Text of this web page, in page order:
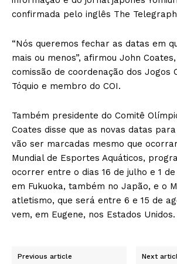
confirmada pelo inglês The
“Nós queremos fechar as datas em
mais ou menos”, afirmou John
comissão de coordenação dos Jogos
Tóquio e membro do COI.
Também presidente do Comitê
Coates disse que as novas datas
vão ser marcadas mesmo que
Mundial de Esportes Aquáticos,
ocorrer entre o dias 16 de julho e 1 de
em Fukuoka, também no Japão, e o
atletismo, que será entre 6 e 15 de
vem, em Eugene, nos Estados Unidos.
Previous article Next